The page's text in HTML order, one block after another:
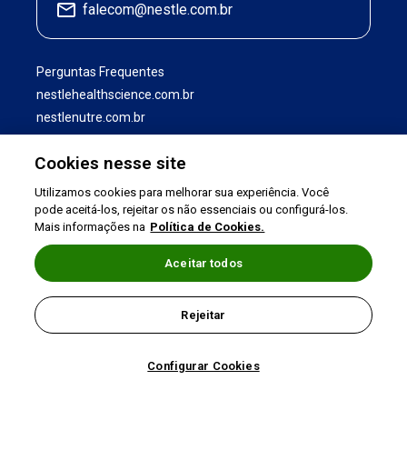
falecom@nestle.com.br
Perguntas Frequentes
nestlehealthscience.com.br
nestlenutre.com.br
Política de Privacidade
©2026 Nestlé Nutrition & Health
Cookies nesse site
Utilizamos cookies para melhorar sua experiência. Você
pode aceitá-los, rejeitar os não essenciais ou configurá-los.
Mais informações na Política de Cookies.
Configurar Cookies
Rejeitar
Aceitar todos